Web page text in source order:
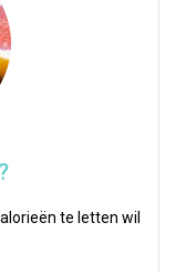
te letten wil